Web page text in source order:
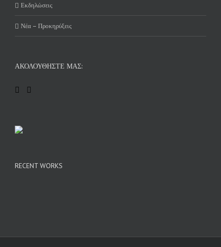
Εκδηλώσεις
Νέα – Προκηρύξεις
ΑΚΟΛΟΥΘΉΣΤΕ ΜΑΣ:
RECENT WORKS